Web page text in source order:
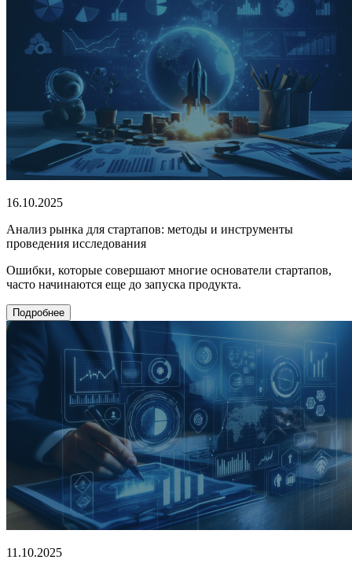
16.10.2025
Анализ рынка для стартапов: методы и инструменты
проведения исследования
Ошибки, которые совершают многие основатели стартапов,
часто начинаются еще до запуска продукта.
Подробнее
11.10.2025